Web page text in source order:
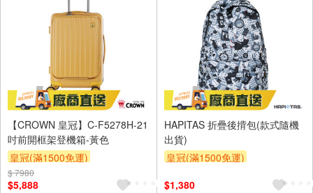
【CROWN 皇冠】C-F5278H-21
吋前開框架登機箱-黃色
皇冠(滿1500免運)
$ 7980
$5,888
HAPITAS 折疊後揹包(款式隨機
出貨)
皇冠(滿1500免運)
$1,380